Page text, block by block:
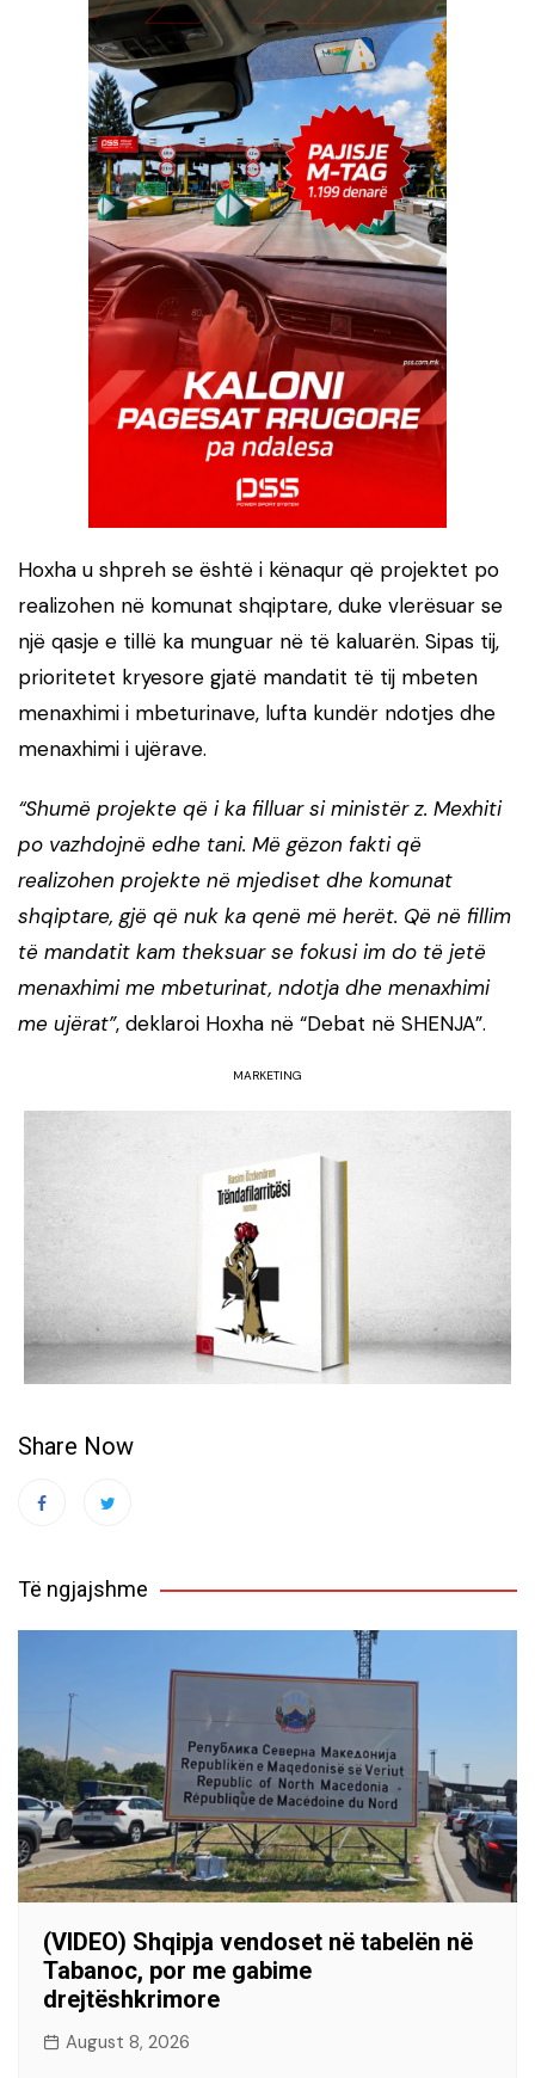
Hoxha u shpreh se është i kënaqur që projektet po
realizohen në komunat shqiptare, duke vlerësuar se
një qasje e tillë ka munguar në të kaluarën. Sipas tij,
prioritetet kryesore gjatë mandatit të tij mbeten
menaxhimi i mbeturinave, lufta kundër ndotjes dhe
menaxhimi i ujërave.
“Shumë projekte që i ka filluar si ministër z. Mexhiti
po vazhdojnë edhe tani. Më gëzon fakti që
realizohen projekte në mjediset dhe komunat
shqiptare, gjë që nuk ka qenë më herët. Që në fillim
të mandatit kam theksuar se fokusi im do të jetë
menaxhimi me mbeturinat, ndotja dhe menaxhimi
me ujërat”, deklaroi Hoxha në “Debat në SHENJA”.
MARKETING
Share Now
Të ngjajshme
(VIDEO) Shqipja vendoset në tabelën në
Tabanoc, por me gabime
drejtëshkrimore
August 8, 2026